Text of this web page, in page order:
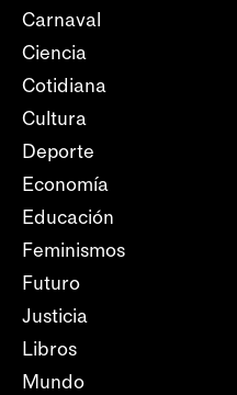
Carnaval
Ciencia
Cotidiana
Cultura
Deporte
Economía
Educación
Feminismos
Futuro
Justicia
Libros
Mundo